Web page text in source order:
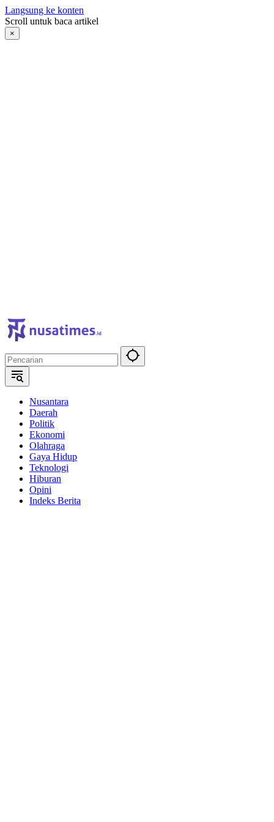
Langsung ke konten
Scroll untuk baca artikel
×
Nusantara
Daerah
Politik
Ekonomi
Olahraga
Gaya Hidup
Teknologi
Hiburan
Opini
Indeks Berita